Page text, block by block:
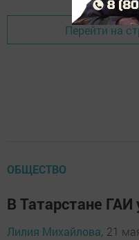
Перейти на
ОБЩЕСТВО
В Татарстане
Лилия Михайлова, 21